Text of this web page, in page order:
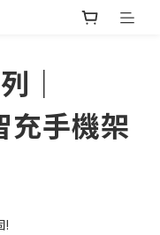
｜
充手機架
!